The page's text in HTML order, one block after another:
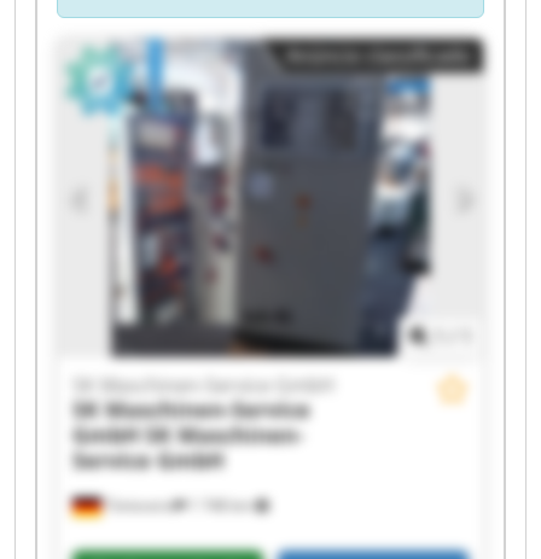
Tönisvorst 1 748 km
SK Maschinen-Service GmbH
SK Maschinen-Service
GmbH SK Maschinen-
Service GmbH